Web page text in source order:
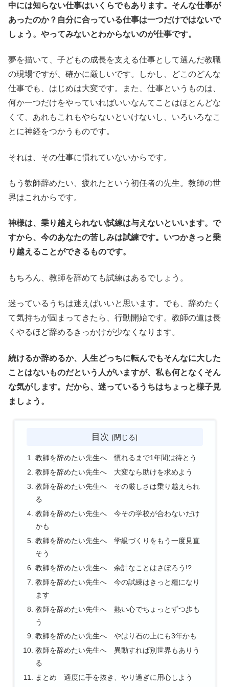
中には知らない仕事はいくらでもあります。そんな仕事が
あったのか？自分に合っている仕事は一つだけではないで
しょう。やってみないとわからないのが仕事です。
夢を描いて、子どもの成長を支える仕事として選んだ教職
の現場ですが、確かに厳しいです。しかし、どこのどんな
仕事でも、はじめは大変です。また、仕事というものは、
何か一つだけをやっていればいいなんてことはほとんどな
くて、あれもこれもやらないといけないし、いろいろなこ
とに神経をつかうものです。
それは、その仕事に慣れていないからです。
もう教師辞めたい、疲れたという初任者の先生。教師の世
界はこれからです。
神様は、乗り越えられない試練は与えないといいます。で
すから、今のあなたの苦しみは試練です。いつかきっと乗
り越えることができるものです。
もちろん、教師を辞めても試練はあるでしょう。
迷っているうちは迷えばいいと思います。でも、辞めたく
て気持ちが固まってきたら、行動開始です。教師の道は長
くやるほど辞めるきっかけが少なくなります。
続けるか辞めるか、人生どっちに転んでもそんなに大した
ことはないものだという人がいますが、私も何となくそん
な気がします。だから、迷っているうちはちょっと様子見
ましょう。
目次
教師を辞めたい先生へ 慣れるまで1年間は待とう
教師を辞めたい先生へ 大変なら助けを求めよう
教師を辞めたい先生へ その厳しさは乗り越えられ
る
教師を辞めたい先生へ 今その学校が合わないだけ
かも
教師を辞めたい先生へ 学級づくりをもう一度見直
そう
教師を辞めたい先生へ 余計なことはさぼろう!?
教師を辞めたい先生へ 今の試練はきっと糧になり
ます
教師を辞めたい先生へ 熱い心でちょっとずつ歩も
う
教師を辞めたい先生へ やはり石の上にも3年かも
教師を辞めたい先生へ 異動すれば別世界もありう
る
まとめ 適度に手を抜き、やり過ぎに用心しよう